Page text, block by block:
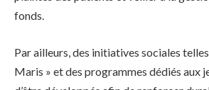
fonds.
Par ailleurs, des initiatives sociales telles
Maris » et des programmes dédiés aux